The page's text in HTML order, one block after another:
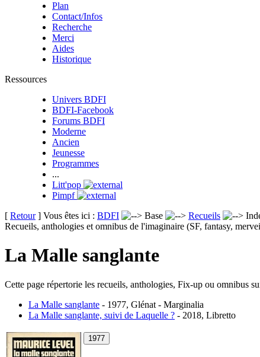
Plan
Contact/Infos
Recherche
Merci
Aides
Historique
Ressources
Univers BDFI
BDFI-Facebook
Forums BDFI
Moderne
Ancien
Jeunesse
Programmes
...
Litt'pop
Pimpf
[ Retour] Vous êtes ici : BDFI Base Recueils
Recueils, anthologies et omnibus de l'imaginaire (SF, fantasy,
La Malle sanglante
Cette page répertorie les recueils, anthologies, Fix-up ou omnibus
La Malle sanglante - 1977, Glénat - Marginalia
La Malle sanglante, suivi de Laquelle ? - 2018, Libretto